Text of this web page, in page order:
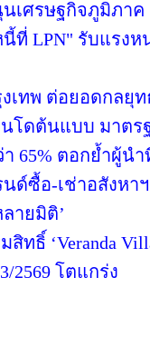
เศรษฐกิจภูมิภาค
ที่ LPN" รับแรง
เทพ ต่อยอดกลยุ
โดต้นแบบ มาต
65% ตอกย้ำผู้น
ด์ซื้อ-เช่าอสังหา
ายมิติ’
สิทธิ์ ‘Veranda
2569 โตแกร่ง